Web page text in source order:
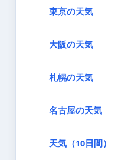
東京の天気
大阪の天気
札幌の天気
名古屋の天気
天気（10日間）